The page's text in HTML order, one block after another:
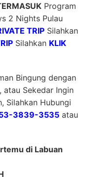
Program
2 Nights Pulau
TRIPSilahkan
Silahkan KLIK
Bingung dengan
atau Sekedar Ingin
Silahkan Hubungi
3839-3535atau
di Labuan